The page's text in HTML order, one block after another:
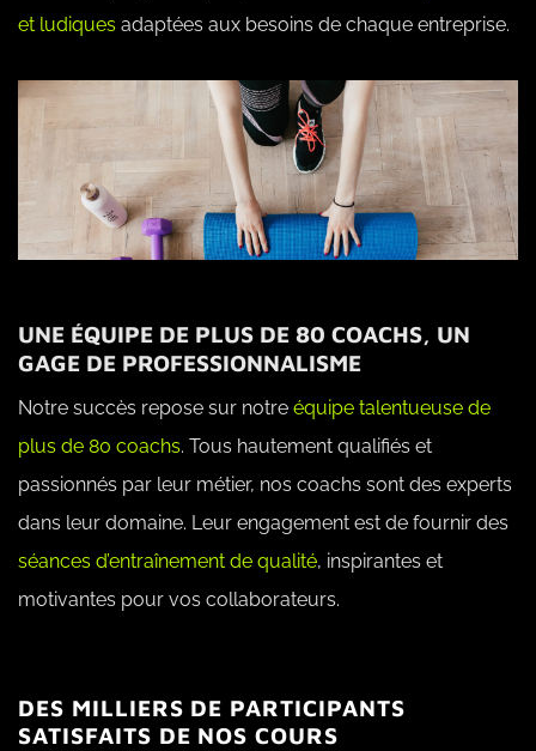
et ludiques adaptées aux besoins de chaque entreprise.
UNE ÉQUIPE DE PLUS DE 80 COACHS, UN
GAGE DE PROFESSIONNALISME
Notre succès repose sur notre équipe talentueuse de
plus de 80 coachs. Tous hautement qualifiés et
passionnés par leur métier, nos coachs sont des experts
dans leur domaine. Leur engagement est de fournir des
séances d’entraînement de qualité, inspirantes et
motivantes pour vos collaborateurs.
DES MILLIERS DE PARTICIPANTS
SATISFAITS DE NOS COURS